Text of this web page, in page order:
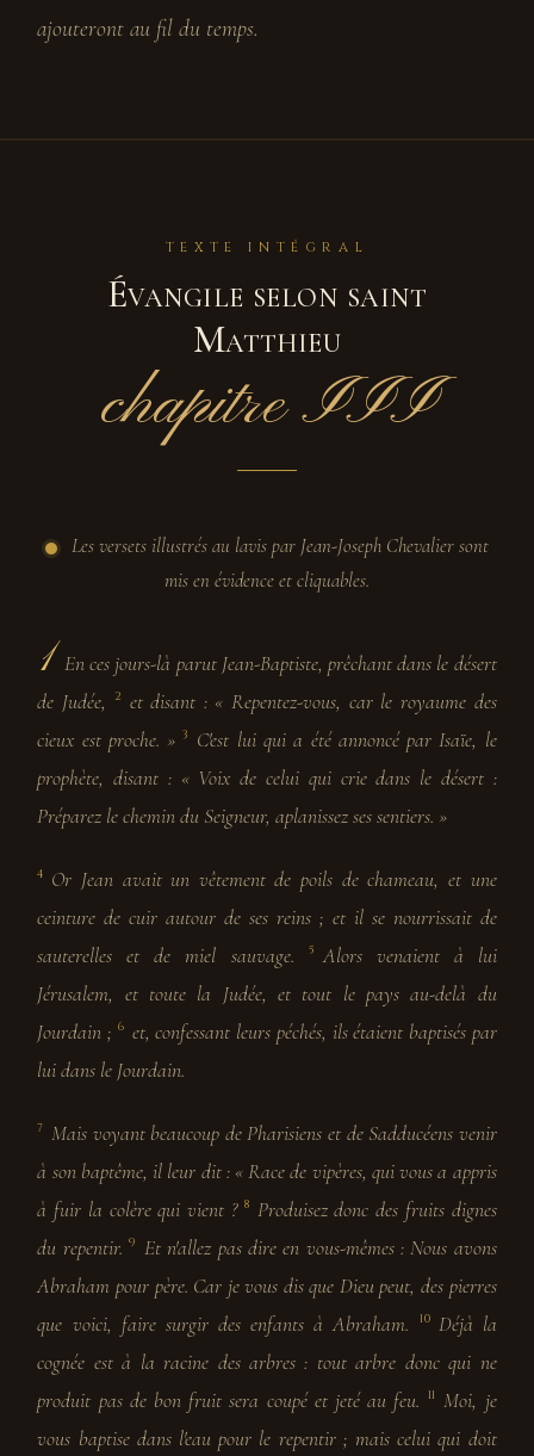
ajouteront au fil du temps.
TEXTE INTÉGRAL
Évangile selon saint
Matthieu
chapitre III
Les versets illustrés au lavis par Jean-Joseph Chevalier sont
mis en évidence et cliquables.
1 En ces jours-là parut Jean-Baptiste, prêchant dans le désert
de Judée,
2
et disant : « Repentez-vous, car le royaume des
cieux est proche. »3
C'est lui qui a été annoncé par Isaïe, le
prophète, disant : « Voix de celui qui crie dans le désert :
Préparez le chemin du Seigneur, aplanissez ses sentiers. »
4
Or Jean avait un vêtement de poils de chameau, et une
ceinture de cuir autour de ses reins ; et il se nourrissait de
sauterelles et de miel sauvage.
5 Alors venaient à lui
Jérusalem, et toute la Judée, et tout le pays au-delà du
Jourdain ; 6 et, confessant leurs péchés, ils étaient baptisés par
lui dans le Jourdain.
7 Mais voyant beaucoup de Pharisiens et de Sadducéens venir
à son baptême, il leur dit : « Race de vipères, qui vous a appris
à fuir la colère qui vient ? 8 Produisez donc des fruits dignes
du repentir.9
Et n'allez pas dire en vous-mêmes : Nous avons
Abraham pour père. Car je vous dis que Dieu peut, des pierres
que voici, faire surgir des enfants à Abraham.
10 Déjà la
cognée est à la racine des arbres : tout arbre donc qui ne
produit pas de bon fruit sera coupé et jeté au feu.
11
Moi, je
vous baptise dans l'eau pour le repentir ; mais celui qui doit